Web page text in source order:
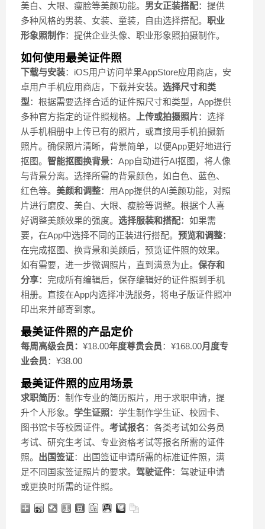
美白、大眼、瘦脸等美颜功能。 男女正装搭配：提供
多种风格的男装、女装、童装，自由选择搭配。 职业
形象照制作：提供企业头像、职业形象照拍摄制作。
如何使用最美证件照
下载与安装：iOS用户访问苹果AppStore应用商店，安
卓用户手机应用商店，下载并安装。 选择尺寸和类
型：根据需要选择合适的证件照尺寸和类型，App提供
多种官方指定的证件照规格。
上传或拍摄照片：选择
从手机相册中上传已有的照片，或直接用手机拍摄新
照片。确保照片清晰，背景简单，以便App更好地进行
抠图。 智能抠图换背景：App自动进行AI抠图，将人像
与背景分离。选择所需的背景颜色，如白色、蓝色、
红色等。 美颜和调整：用App提供的AI美颜功能，对照
片进行磨皮、美白、大眼、瘦脸等调整。根据个人喜
好调整美颜效果的强度。 选择服装和搭配：如果需
要，在App中选择不同的正装进行搭配。 预览和调整：
在完成抠图、换背景和美颜后，预览证件照的效果。
如有需要，进一步微调照片，直到满意为止。 保存和
分享：完成所有编辑后，保存编辑好的证件照到手机
相册。直接在App内选择冲洗服务，将电子版证件照冲
印出来并邮寄到家。
最美证件照的产品定价
每周高级会员： ¥18.00年度尊贵会员： ¥168.00月度专
业会员： ¥38.00
最美证件照的应用场景
求职简历：制作专业的简历照片，用于求职申请，提
升个人形象。 学生证照：学生制作学生证、校园卡、
图书馆卡等校园证件。 考试报名：各类考试如公务员
考试、研究生考试、专业资格考试等报名所需的证件
照。 出国签证：出国签证申请所需的标准证件照，满
足不同国家签证照片的要求。 驾驶证件：驾驶证申请
或更换时所需的证件照。